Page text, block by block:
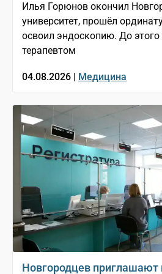
Илья Горюнов окончил
университет, прошёл
освоил эндоскопию. До этого
терапевтом
04.08.2026 | Медицина
Новгородцев приглашают